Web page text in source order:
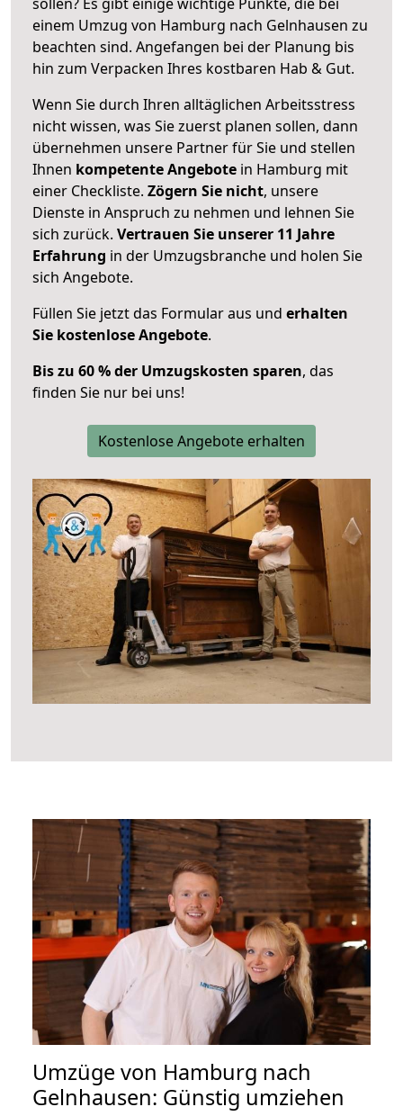
einem Umzug von Hamburg nach Gelnhausen zu
beachten sind. Angefangen bei der Planung bis
hin zum Verpacken Ihres kostbaren Hab & Gut.
Wenn Sie durch Ihren alltäglichen Arbeitsstress
nicht wissen, was Sie zuerst planen sollen, dann
übernehmen unsere Partner für Sie und stellen
Ihnen kompetente Angebote in Hamburg mit
einer Checkliste. Zögern Sie nicht, unsere
Dienste in Anspruch zu nehmen und lehnen Sie
sich zurück. Vertrauen Sie unserer 11 Jahre
Erfahrung in der Umzugsbranche und holen Sie
sich Angebote.
Füllen Sie jetzt das Formular aus und erhalten
Sie kostenlose Angebote.
Bis zu 60 % der Umzugskosten sparen, das
finden Sie nur bei uns!
Kostenlose Angebote erhalten
Umzüge von Hamburg nach
Gelnhausen: Günstig umziehen